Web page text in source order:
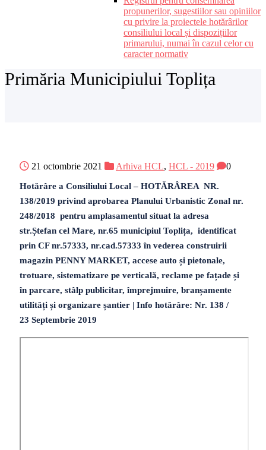
propunerilor, sugestiilor sau opiniilor
cu privire la proiectele hotărârilor
consiliului local și dispozițiilor
primarului, numai în cazul celor cu
caracter normativ
Primăria Municipiului Toplița
21 octombrie 2021 Arhiva HCL, HCL - 2019 0
Hotărâre a Consiliului Local – HOTĂRÂREA NR.
138/2019 privind aprobarea Planului Urbanistic Zonal nr.
248/2018 pentru amplasamentul situat la adresa
str.Ștefan cel Mare, nr.65 municipiul Toplița, identificat
prin CF nr.57333, nr.cad.57333 în vederea construirii
magazin PENNY MARKET, accese auto și pietonale,
trotuare, sistematizare pe verticală, reclame pe fațade și
în parcare, stâlp publicitar, împrejmuire, branșamente
utilități și organizare șantier | Info hotărâre: Nr. 138 /
23 Septembrie 2019